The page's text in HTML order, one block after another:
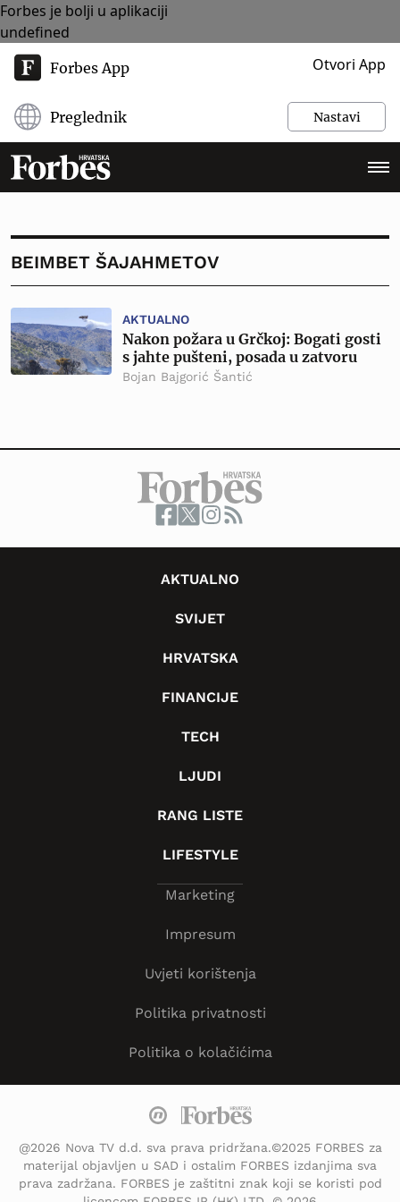
Forbes je bolji u aplikaciji
undefined
Forbes App Otvori App
Preglednik Nastavi
BEIMBET ŠAJAHMETOV
AKTUALNO
Nakon požara u Grčkoj: Bogati gosti
s jahte pušteni, posada u zatvoru
Bojan Bajgorić Šantić
AKTUALNO
SVIJET
HRVATSKA
FINANCIJE
TECH
LJUDI
RANG LISTE
LIFESTYLE
Marketing
Impresum
Uvjeti korištenja
Politika privatnosti
Politika o kolačićima
@2026 Nova TV d.d. sva prava pridržana.©2025 FORBES za
materijal objavljen u SAD i ostalim FORBES izdanjima sva
prava zadržana. FORBES je zaštitni znak koji se koristi pod